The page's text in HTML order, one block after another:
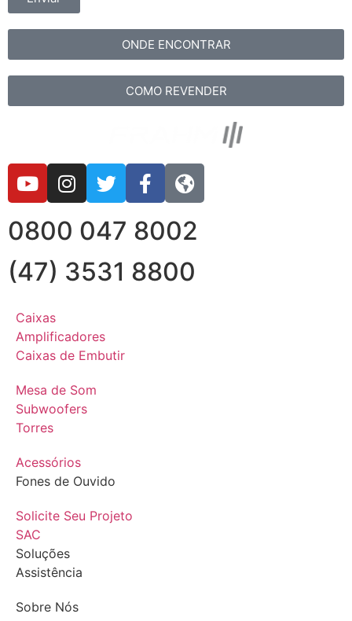
ONDE ENCONTRAR
COMO REVENDER
0800 047 8002
(47) 3531 8800
Caixas
Amplificadores
Caixas de Embutir
Mesa de Som
Subwoofers
Torres
Acessórios
Fones de Ouvido
Solicite Seu Projeto
SAC
Soluções
Assistência
Sobre Nós